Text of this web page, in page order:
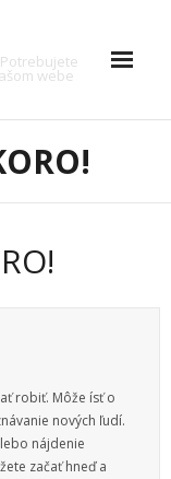
webe
robiť. Môže ísť o
nových ľudí.
nájdenie
začať hneď a